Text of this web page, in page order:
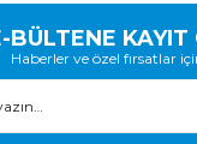
BÜLTENE KAYIT
Haberler ve özel fırsatlar